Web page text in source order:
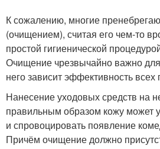
К сожалению, многие
(очищением), считая его чем-то
простой гигиенической
Очищение чрезвычайно важно для
него зависит эффективность
Нанесение уходовых средств на
правильным образом кожу может
и спровоцировать появление
Причём очищение должно